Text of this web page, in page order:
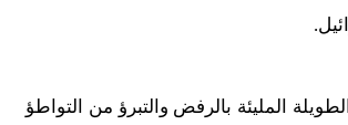
المليئة بالرفض والتبرؤ من التواطؤ